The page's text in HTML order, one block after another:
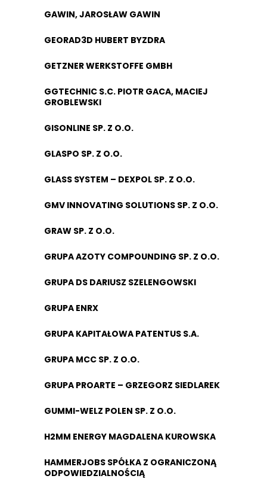
GAWIN, JAROSŁAW GAWIN
GEORAD3D HUBERT BYZDRA
GETZNER WERKSTOFFE GMBH
GGTECHNIC S.C. PIOTR GACA, MACIEJ
GROBLEWSKI
GISONLINE SP. Z O.O.
GLASPO SP. Z O.O.
GLASS SYSTEM – DEXPOL SP. Z O.O.
GMV INNOVATING SOLUTIONS SP. Z O.O.
GRAW SP. Z O.O.
GRUPA AZOTY COMPOUNDING SP. Z O.O.
GRUPA DS DARIUSZ SZELENGOWSKI
GRUPA ENRX
GRUPA KAPITAŁOWA PATENTUS S.A.
GRUPA MCC SP. Z O.O.
GRUPA PROARTE – GRZEGORZ SIEDLAREK
GUMMI-WELZ POLEN SP. Z O.O.
H2MM ENERGY MAGDALENA KUROWSKA
HAMMERJOBS SPÓŁKA Z OGRANICZONĄ
ODPOWIEDZIALNOŚCIĄ